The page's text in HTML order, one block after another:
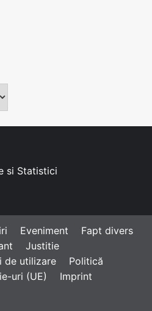
Eveniment
Fapt divers
Justitie
de utilizare
Politică
uri (UE)
Imprint